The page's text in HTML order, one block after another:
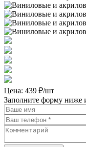
Цена: 439 ₽/шт
Заполните форму ниже